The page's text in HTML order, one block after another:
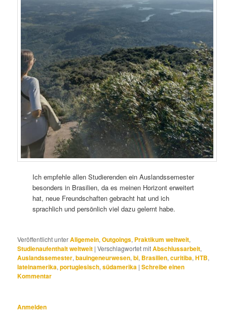
Ich empfehle allen Studierenden ein Auslandssemester
besonders in Brasilien, da es meinen Horizont erweitert
hat, neue Freundschaften gebracht hat und ich
sprachlich und persönlich viel dazu gelernt habe.
Veröffentlicht unterAllgemein,Outgoings, Praktikum weltweit,
Studienaufenthalt weltweit |Verschlagwortet mitAbschlussarbeit,
Auslandssemester,bauingeneurwesen,bi, Brasilien,curitiba,HTB,
lateinamerika,portugiesisch,südamerika |Schreibe einen
Kommentar
Anmelden